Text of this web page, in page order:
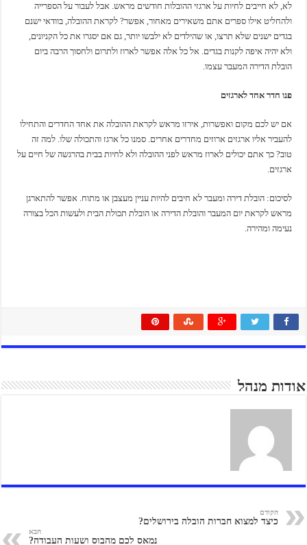
לא, לא חייבים לחיות על ארגזי ההובלות חודשים מראש. אבל לעבור על הספרייה
ולהחליט אילו ספרים אתם משאירים מאחור, אפשר? לקראת ההובלה, בוודאי ישנם
בגדים ישנים שלא תרצו, או שהילדים לא ילבשו יותר, גם אם יסגרו את כל הקניונים,
ולא יהיה איפה לקנות בגדים. אל כל אלה אפשר לארוז ולתרום ולחסוך הרבה ביום
הובלת הדירה המעבר עצמו.
פנו חדר אחד לארגזים
אם יש לכם מקום ואפשרות, אירזו מראש לקראת ההובלה את אחד החדרים והתחילו
להעביר אליו ארגזים ארוזים מחדרים אחרים. סמנו כל ארגז והתכולה שלו. למה זה
טוב? כך אתם יכולים לארוז מראש לפני ההובלה ולא לחיות בבית בהרגשה של חיים על
ארגזים.
לסיכום: הובלת דירה ומעבר לא חיבים להיות עניין מעצבן או מתוח. אפשר להתארגן
מראש לקראת יום המעבר והובלת הדירה או הובלת תכולת הבית ולעשות הכל בצורה
נעימה ומהירה.
אודות מנהל
הקודם
כיצד למצוא חברות הובלה בירושלים?
הבא
נמאס לכם מהבוס ושעות העבודה?